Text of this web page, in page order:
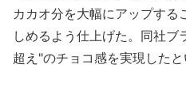
カカオ分を大幅にアップする
しめるよう仕上げた。同社
超え"のチョコ感を実現したと